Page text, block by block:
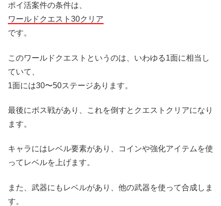
ポイ活案件の条件は、
ワールドクエスト30クリア
です。
このワールドクエストというのは、いわゆる1面に相当し
ていて、
1面には30〜50ステージあります。
最後にボス戦があり、これを倒すとクエストクリアになり
ます。
キャラにはレベル要素があり、コインや強化アイテムを使
ってレベルを上げます。
また、武器にもレベルがあり、他の武器を使って合成しま
す。